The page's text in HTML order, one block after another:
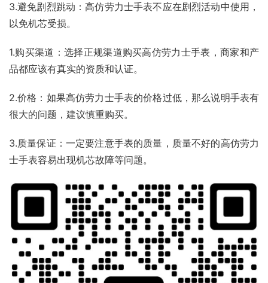
3.避免剧烈跳动：高仿劳力士手表不应在剧烈活动中使用，
以免机芯受损。
1.购买渠道：选择正规渠道购买高仿劳力士手表，商家和产
品都应该有真实的资质和认证。
2.价格：如果高仿劳力士手表的价格过低，那么说明手表有
很大的问题，建议慎重购买。
3.质量保证：一定要注意手表的质量，质量不好的高仿劳力
士手表容易出现机芯故障等问题。